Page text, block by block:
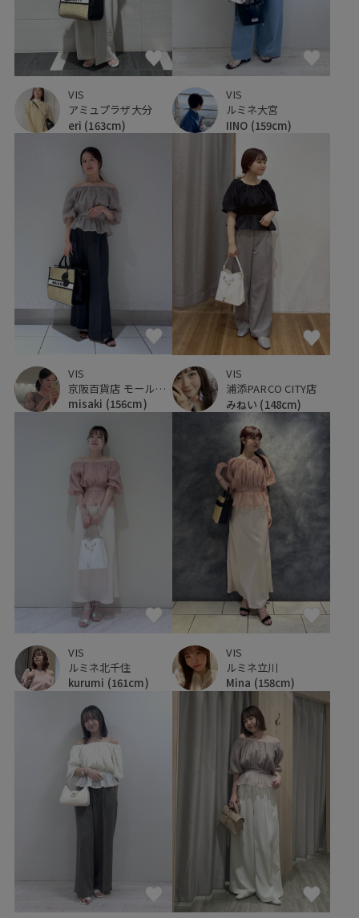
VIS
アミュプラザ大分
eri (163cm)
VIS
ルミネ大宮
IINO (159cm)
VIS
京阪百貨店 モール京橋店
misaki (156cm)
VIS
浦添PARCO CITY店
みねい (148cm)
VIS
ルミネ北千住
kurumi (161cm)
VIS
ルミネ立川
Mina (158cm)